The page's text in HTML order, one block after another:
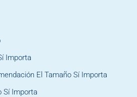
Importa
El Tamaño Sí Importa
Sí Importa